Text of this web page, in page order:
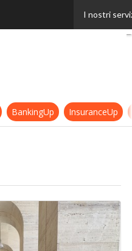
I nostri
BankingUp InsuranceUp